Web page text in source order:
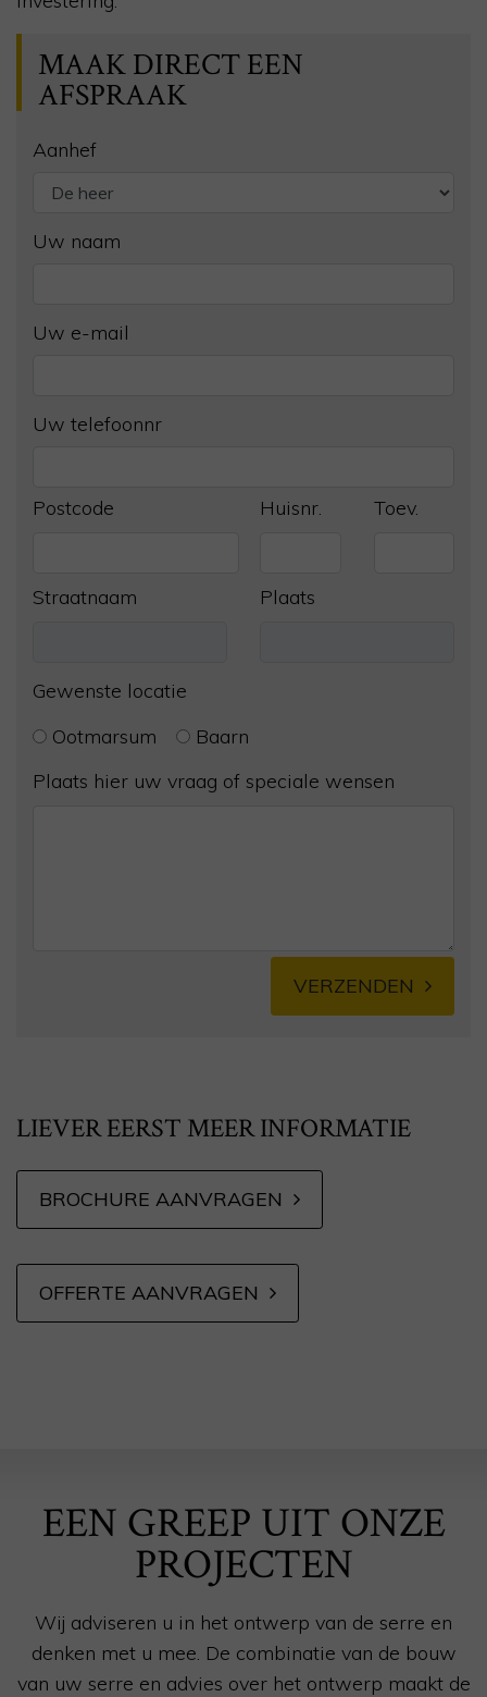
MAAK DIRECT EEN
AFSPRAAK
Aanhef
Uw naam
Uw e-mail
Uw telefoonnr
Postcode Huisnr. Toev.
Straatnaam Plaats
Gewenste locatie
Ootmarsum
Baarn
Plaats hier uw vraag of speciale wensen
VERZENDEN
LIEVER EERST MEER INFORMATIE
BROCHURE AANVRAGEN
OFFERTE AANVRAGEN
EEN GREEP UIT ONZE
PROJECTEN
Wij adviseren u in het ontwerp van de serre en
denken met u mee. De combinatie van de bouw
van uw serre en advies over het ontwerp maakt de